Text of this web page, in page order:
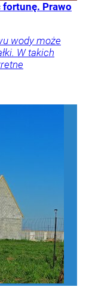
Prawo
wody może
W takich